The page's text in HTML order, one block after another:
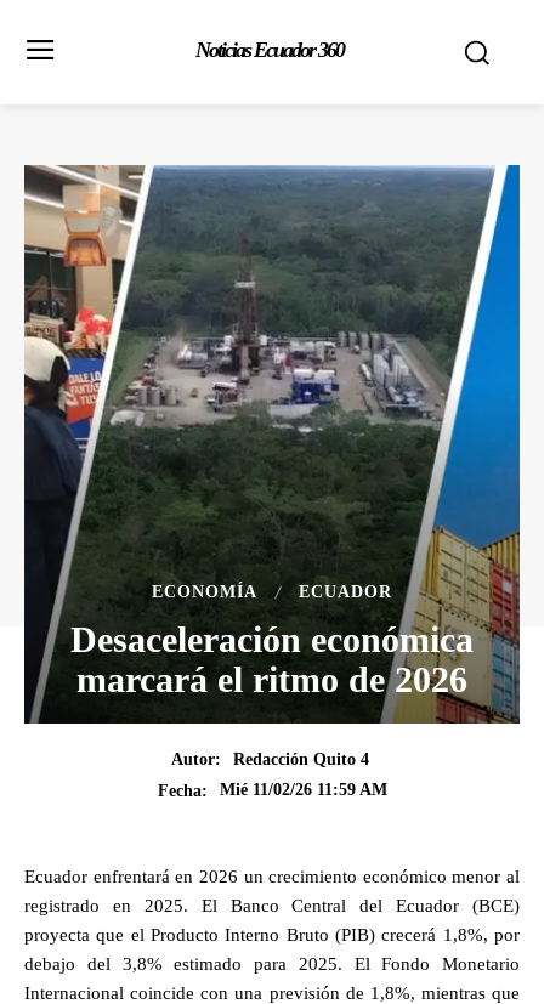
Noticias Ecuador 360
ECONOMÍA ECUADOR
Desaceleración económica
marcará el ritmo de 2026
Autor:
Redacción Quito 4
Fecha:
Mié 11/02/26 11:59 AM
Ecuador enfrentará en 2026 un crecimiento económico menor al
registrado en 2025. El Banco Central del Ecuador (BCE)
proyecta que el Producto Interno Bruto (PIB) crecerá 1,8%, por
debajo del 3,8% estimado para 2025. El Fondo Monetario
Internacional coincide con una previsión de 1,8%, mientras que